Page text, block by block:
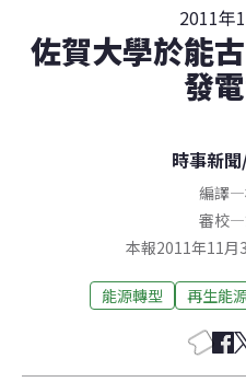
2011年
佐賀大學於能
發
時事新聞
編譯—
審校—
本報2011年11月
能源轉型 再生能